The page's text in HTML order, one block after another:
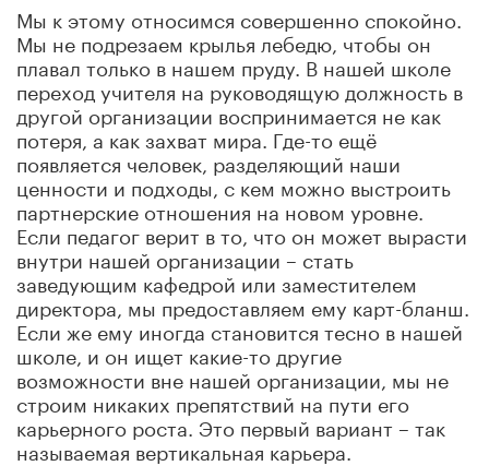
Мы к этому относимся совершенно спокойно.
Мы не подрезаем крылья лебедю, чтобы он
плавал только в нашем пруду. В нашей школе
переход учителя на руководящую должность в
другой организации воспринимается не как
потеря, а как захват мира. Где-то ещё
появляется человек, разделяющий наши
ценности и подходы, с кем можно выстроить
партнерские отношения на новом уровне.
Если педагог верит в то, что он может вырасти
внутри нашей организации – стать
заведующим кафедрой или заместителем
директора, мы предоставляем ему карт-бланш.
Если же ему иногда становится тесно в нашей
школе, и он ищет какие-то другие
возможности вне нашей организации, мы не
строим никаких препятствий на пути его
карьерного роста. Это первый вариант – так
называемая вертикальная карьера.